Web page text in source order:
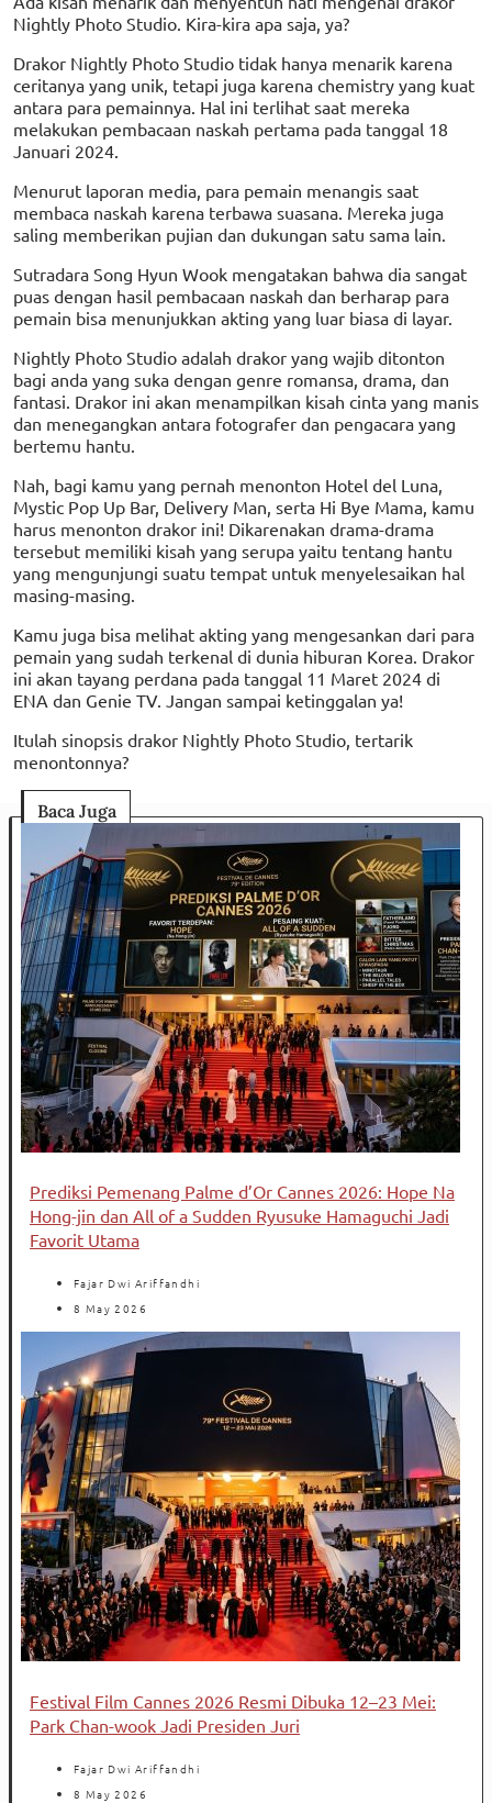
Nightly Photo Studio. Kira-kira apa saja, ya?
Drakor Nightly Photo Studio tidak hanya menarik karena
ceritanya yang unik, tetapi juga karena chemistry yang kuat
antara para pemainnya. Hal ini terlihat saat mereka
melakukan pembacaan naskah pertama pada tanggal 18
Januari 2024.
Menurut laporan media, para pemain menangis saat
membaca naskah karena terbawa suasana. Mereka juga
saling memberikan pujian dan dukungan satu sama lain.
Sutradara Song Hyun Wook mengatakan bahwa dia sangat
puas dengan hasil pembacaan naskah dan berharap para
pemain bisa menunjukkan akting yang luar biasa di layar.
Nightly Photo Studio adalah drakor yang wajib ditonton
bagi anda yang suka dengan genre romansa, drama, dan
fantasi. Drakor ini akan menampilkan kisah cinta yang manis
dan menegangkan antara fotografer dan pengacara yang
bertemu hantu.
Nah, bagi kamu yang pernah menonton Hotel del Luna,
Mystic Pop Up Bar, Delivery Man, serta Hi Bye Mama, kamu
harus menonton drakor ini! Dikarenakan drama-drama
tersebut memiliki kisah yang serupa yaitu tentang hantu
yang mengunjungi suatu tempat untuk menyelesaikan hal
masing-masing.
Kamu juga bisa melihat akting yang mengesankan dari para
pemain yang sudah terkenal di dunia hiburan Korea. Drakor
ini akan tayang perdana pada tanggal 11 Maret 2024 di
ENA dan Genie TV. Jangan sampai ketinggalan ya!
Itulah sinopsis drakor Nightly Photo Studio, tertarik
menontonnya?
Baca Juga
Prediksi Pemenang Palme d’Or Cannes 2026: Hope Na
Hong-jin dan All of a Sudden Ryusuke Hamaguchi Jadi
Favorit Utama
Fajar Dwi Ariffandhi
8 May 2026
Festival Film Cannes 2026 Resmi Dibuka 12–23 Mei:
Park Chan-wook Jadi Presiden Juri
Fajar Dwi Ariffandhi
8 May 2026